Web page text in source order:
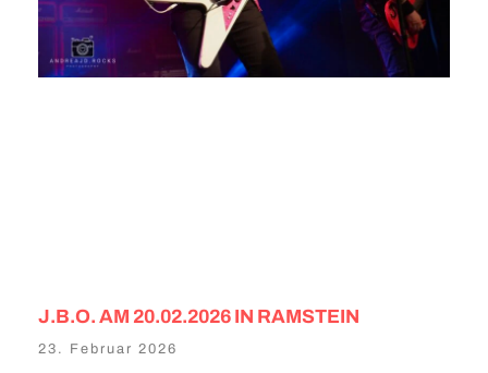
J.B.O. AM 20.02.2026 IN RAMSTEIN
23. Februar 2026